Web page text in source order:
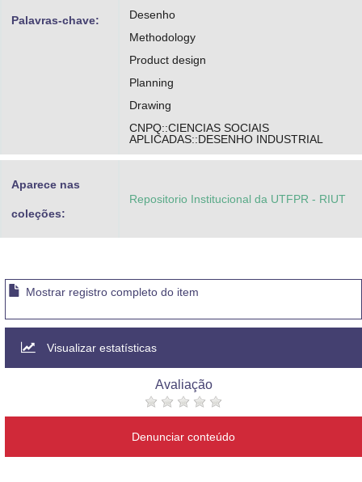
Palavras-chave:
Desenho
Methodology
Product design
Planning
Drawing
CNPQ::CIENCIAS SOCIAIS
APLICADAS::DESENHO INDUSTRIAL
Aparece nas
coleções:
Repositorio Institucional da UTFPR - RIUT
Mostrar registro completo do item
Visualizar estatísticas
Avaliação
Denunciar conteúdo